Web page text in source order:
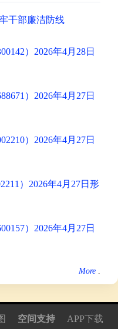
干部廉洁防线
）2026年4月28日
）2026年4月27日
）2026年4月27日
）2026年4月27日形
）2026年4月27日
More .
空间支持 APP下载